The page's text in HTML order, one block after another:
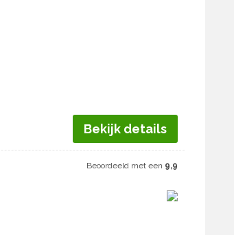
Bekijk details
Beoordeeld met een 9,9